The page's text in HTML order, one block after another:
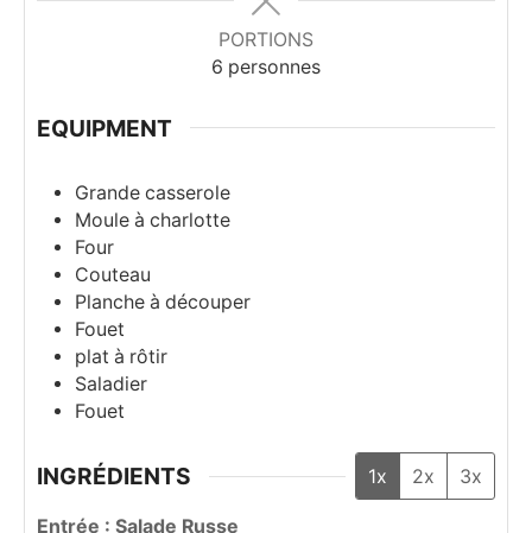
PORTIONS
6 personnes
EQUIPMENT
Grande casserole
Moule à charlotte
Four
Couteau
Planche à découper
Fouet
plat à rôtir
Saladier
Fouet
INGRÉDIENTS 1x 2x 3x
Entrée : Salade Russe